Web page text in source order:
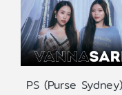
PS (Purse